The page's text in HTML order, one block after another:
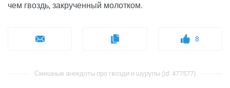
чем гвоздь, закрученный молотком.
8
Смешные анекдоты про гвозди и шурупы (id: 477577)